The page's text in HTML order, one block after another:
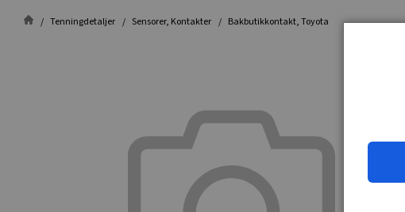
Tenningdetaljer Sensorer, Kontakter Bakbutikkontakt, Toyota